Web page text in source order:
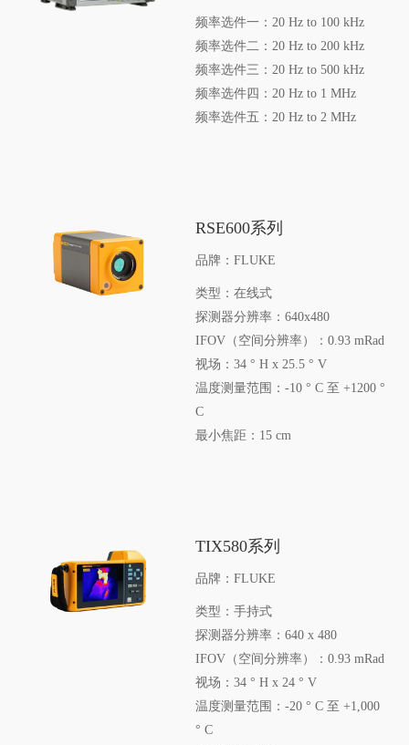
频率选件一：20 Hz to 100 kHz
频率选件二：20 Hz to 200 kHz
频率选件三：20 Hz to 500 kHz
频率选件四：20 Hz to 1 MHz
频率选件五：20 Hz to 2 MHz
RSE600系列
品牌：FLUKE
类型：在线式
探测器分辨率：640x480
IFOV（空间分辨率）：0.93 mRad
视场：34 ° H x 25.5 ° V
温度测量范围：-10 ° C 至 +1200 °
C
最小焦距：15 cm
TIX580系列
品牌：FLUKE
类型：手持式
探测器分辨率：640 x 480
IFOV（空间分辨率）：0.93 mRad
视场：34 ° H x 24 ° V
温度测量范围：-20 ° C 至 +1,000
° C